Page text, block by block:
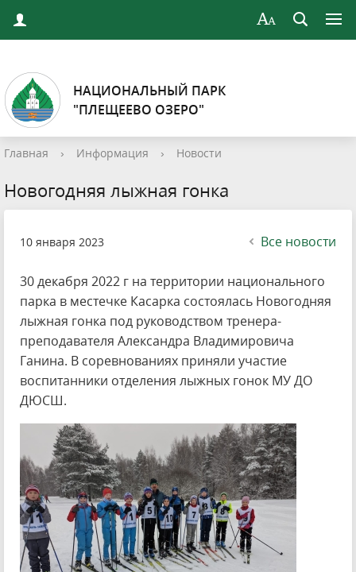
НАЦИОНАЛЬНЫЙ ПАРК
"ПЛЕЩЕЕВО ОЗЕРО"
Главная › Информация › Новости
Новогодняя лыжная гонка
10 января 2023 Все новости
30 декабря 2022 г на территории национального
парка в местечке Касарка состоялась Новогодняя
лыжная гонка под руководством тренера-
преподавателя Александра Владимировича
Ганина. В соревнованиях приняли участие
воспитанники отделения лыжных гонок МУ ДО
ДЮСШ.